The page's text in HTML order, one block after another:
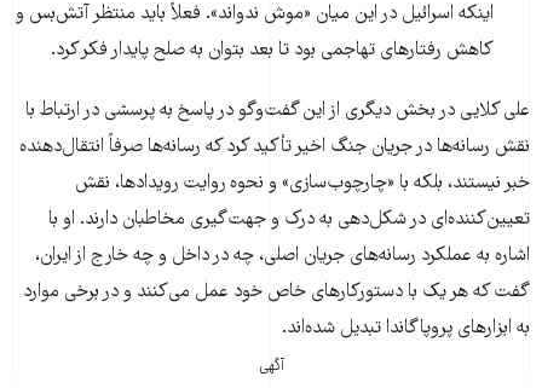
اینکه اسرائیل در این میان «موش ندواند». فعلاً باید منتظر آتش‌بس و
کاهش رفتارهای تهاجمی بود تا بعد بتوان به صلح پایدار فکر کرد.
علی کلایی در بخش دیگری از این گفت‌وگو در پاسخ به پرسشی در ارتباط با
نقش رسانه‌ها در جریان جنگ اخیر تأکید کرد که رسانه‌ها صرفاً انتقال‌دهنده
خبر نیستند، بلکه با «چارچوب‌سازی» و نحوه روایت رویدادها، نقش
تعیین‌کننده‌ای در شکل‌دهی به درک و جهت‌گیری مخاطبان دارند. او با
اشاره به عملکرد رسانه‌های جریان اصلی، چه در داخل و چه خارج از ایران،
گفت که هر یک با دستورکارهای خاص خود عمل می‌کنند و در برخی موارد
به ابزارهای پروپاگاندا تبدیل شده‌اند.
آگهی